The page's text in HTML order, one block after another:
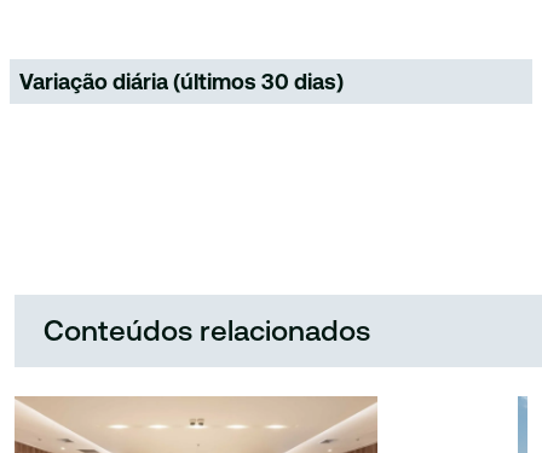
Variação diária (últimos 30 dias)
Conteúdos relacionados